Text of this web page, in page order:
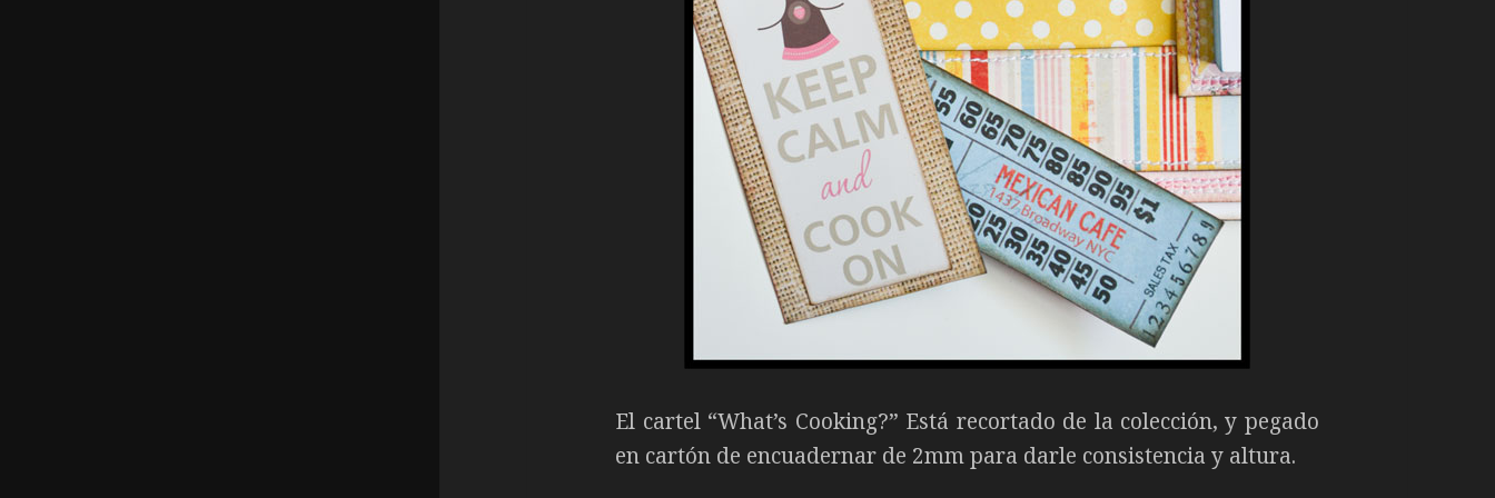
El cartel “What’s Cooking?” Está recortado de la colección, y pegado
en cartón de encuadernar de 2mm para darle consistencia y altura.